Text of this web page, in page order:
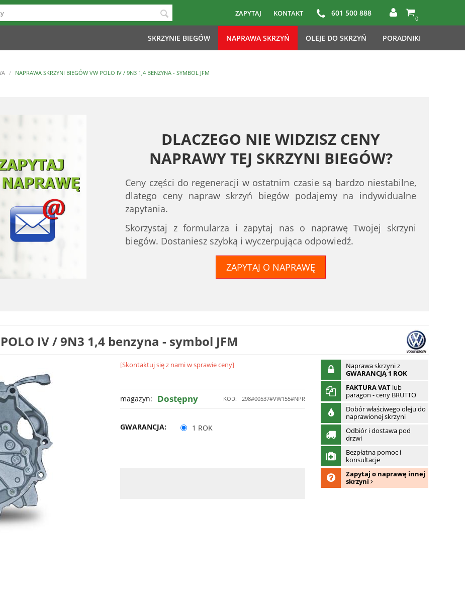
ZAPYTAJ KONTAKT 601 500 888
0
SKRZYNIE BIEGÓW NAPRAWA SKRZYŃ OLEJE DO SKRZYŃ PORADNIKI
/ NAPRAWA SKRZYNI BIEGÓW VW POLO IV / 9N3 1,4 BENZYNA - SYMBOL JFM
DLACZEGO NIE WIDZISZ CENY
NAPRAWY TEJ SKRZYNI BIEGÓW?
Ceny części do regeneracji w ostatnim czasie są bardzo niestabilne,
dlatego ceny napraw skrzyń biegów podajemy na indywidualne
zapytania.
Skorzystaj z formularza i zapytaj nas o naprawę Twojej skrzyni
biegów. Dostaniesz szybką i wyczerpująca odpowiedź.
ZAPYTAJ O NAPRAWĘ
IV / 9N3 1,4 benzyna - symbol JFM
[Skontaktuj się z nami w sprawie ceny]
KOD: 298#00537#VW155#NPR
magazyn: Dostępny
GWARANCJA: 1 ROK
Naprawa skrzyni z
GWARANCJĄ 1 ROK
FAKTURA VAT lub
paragon - ceny BRUTTO
Dobór właściwego oleju do
naprawionej skrzyni
Odbiór i dostawa pod
drzwi
Bezpłatna pomoc i
konsultacje
Zapytaj o naprawę innej
skrzyni